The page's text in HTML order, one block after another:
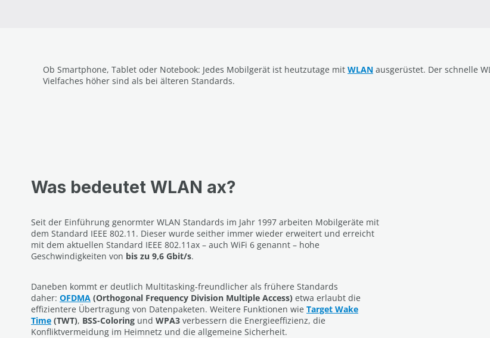
Ob Smartphone, Tablet oder Notebook: Jedes Mobilgerät ist heutzutage mit WLAN ausgerüstet. Der schnelle
Vielfaches höher sind als bei älteren Standards.
Was bedeutet WLAN ax?
Seit der Einführung genormter WLAN Standards im Jahr 1997 arbeiten Mobilgeräte mit
dem Standard IEEE 802.11. Dieser wurde seither immer wieder erweitert und erreicht
mit dem aktuellen Standard IEEE 802.11ax – auch WiFi 6 genannt – hohe
Geschwindigkeiten von bis zu 9,6 Gbit/s.
Daneben kommt er deutlich Multitasking-freundlicher als frühere Standards
daher: OFDMA (Orthogonal Frequency Division Multiple Access) etwa erlaubt die
effizientere Übertragung von Datenpaketen. Weitere Funktionen wie Target Wake
Time (TWT), BSS-Coloring und WPA3 verbessern die Energieeffizienz, die
Konfliktvermeidung im Heimnetz und die allgemeine Sicherheit.